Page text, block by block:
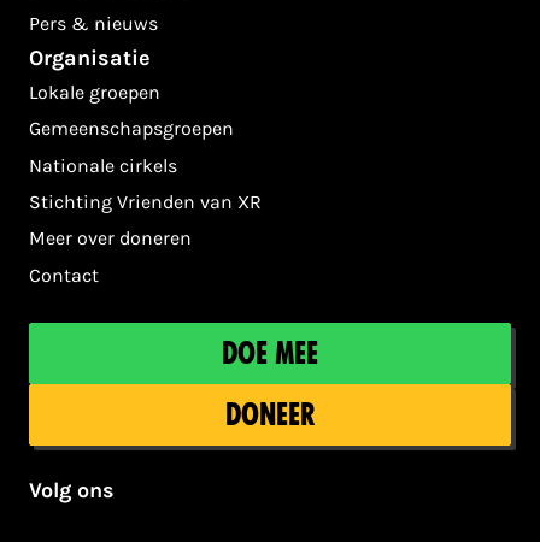
Pers & nieuws
Organisatie
Lokale groepen
Gemeenschapsgroepen
Nationale cirkels
Stichting Vrienden van XR
Meer over doneren
Contact
Doe mee
Doneer
Volg ons